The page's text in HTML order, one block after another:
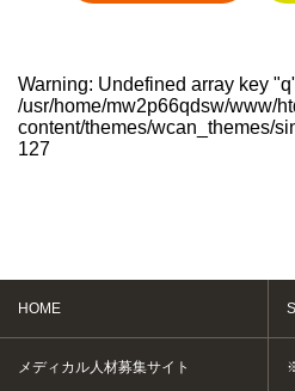
Warning: Undefined array key
/usr/home/mw2p66qdsw/www/
content/themes/wcan_themes/
127
HOME
メディカル人材募集サイト